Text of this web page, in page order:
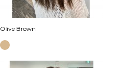
Olive Brown